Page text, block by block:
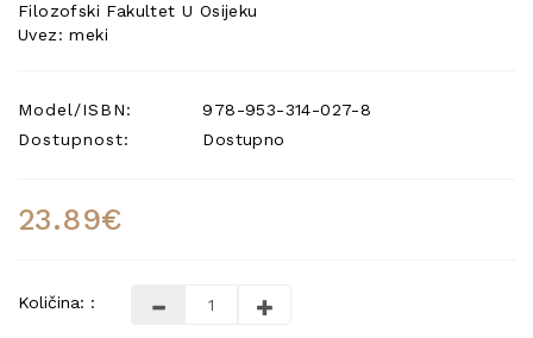
Filozofski Fakultet U Osijeku
Uvez: meki
Model/ISBN:
978-953-314-027-8
Dostupnost:
Dostupno
23.89€
Količina: :